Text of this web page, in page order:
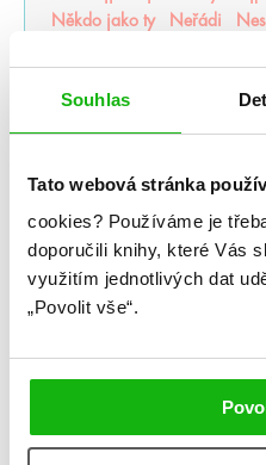
Souhlas
Tato webová stránka
cookies? Používáme je
doporučili knihy, které Vás
využitím jednotlivých dat
„Povolit vše“.
Někdo jako ty
Neřádi
Odkaz dračích jezdců
Odkaz Orďši
Ofélie
Opačno
Ostrov živlů
Pád zkázy a hněvu
Panův tajemný odkaz
Pozorovatelka
Příběhy z nového
Princové hříchů